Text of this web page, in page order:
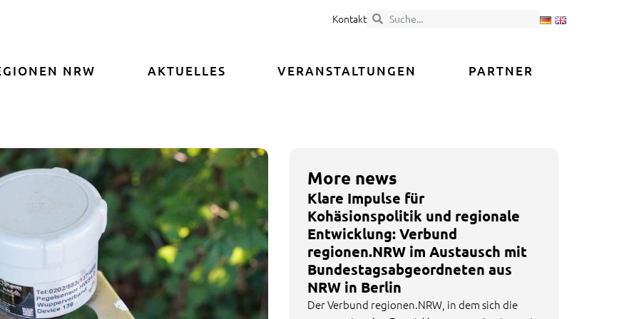
Kontakt
NRW AKTUELLES VERANSTALTUNGEN PARTNER
More news
Klare Impulse für
Kohäsionspolitik und regionale
Entwicklung: Verbund
regionen.NRW im Austausch mit
Bundestagsabgeordneten aus
NRW in Berlin
Der Verbund regionen.NRW, in dem sich die